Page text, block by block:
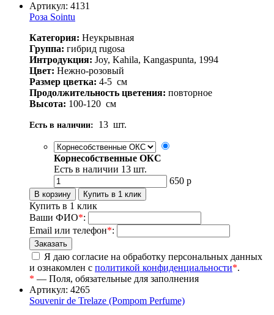
Артикул: 4131
Роза Sointu
Категория: Неукрывная
Группа: гибрид rugosa
Интродукция: Joy, Kahila, Kangaspunta, 1994
Цвет: Нежно-розовый
Размер цветка: 4-5 см
Продолжительность цветения: повторное
Высота: 100-120 см
Есть в наличии: 13 шт.
Корнесобственные ОКС
Есть в наличии 13 шт.
650 р
Купить в 1 клик
Ваши ФИО*:
Email или телефон*:
Я даю согласие на обработку персональных данных
и ознакомлен с политикой конфиденциальности*.
* — Поля, обязательные для заполнения
Артикул: 4265
Souvenir de Trelaze (Pompom Perfume)